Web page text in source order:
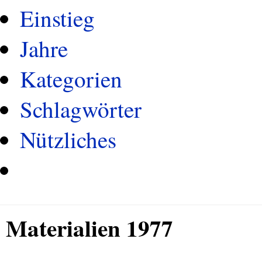
Einstieg
Jahre
Kategorien
Schlagwörter
Nützliches
Materialien 1977